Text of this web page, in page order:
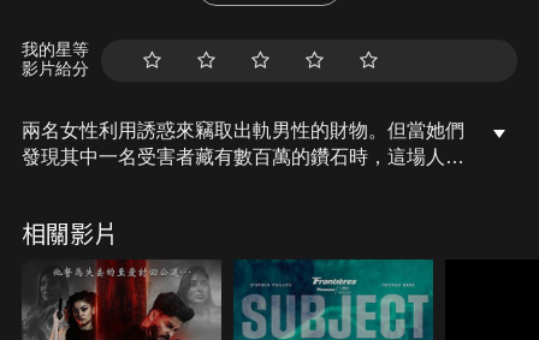
我的星等
影片給分
兩名女性利用誘惑來竊取出軌男性的財物。但當她們
發現其中一名受害者藏有數百萬的鑽石時，這場人生
相關影片